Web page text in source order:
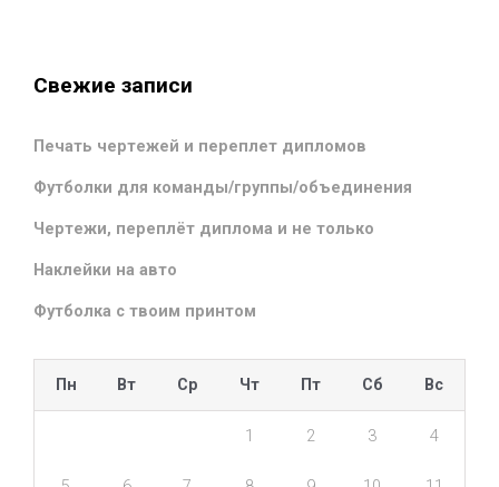
Свежие записи
Печать чертежей и переплет дипломов
Футболки для команды/группы/объединения
Чертежи, переплёт диплома и не только
Наклейки на авто
Футболка с твоим принтом
Пн Вт Ср Чт Пт Сб Вс
1 2 3 4